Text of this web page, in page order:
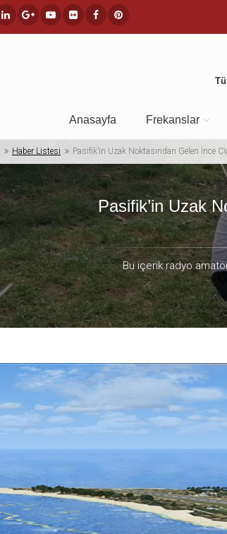
Anasayfa Frekanslar
Haber Listesi Pasifik’in Uzak Noktasından Gelen İnce
Pasifik’in Uzak
Bu içerik radyo